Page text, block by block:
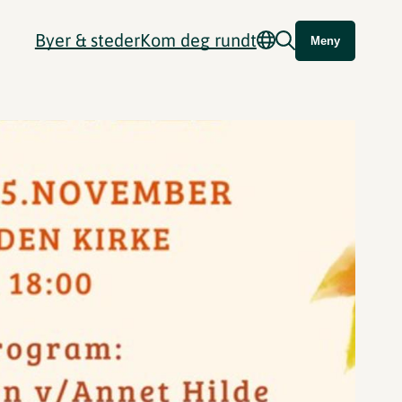
Byer & stederKom deg rundt Meny